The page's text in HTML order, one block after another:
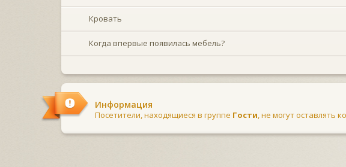
Кровать
Когда впервые появилась мебель?
Информация
Посетители, находящиеся в группе Гости, не могут оставлять